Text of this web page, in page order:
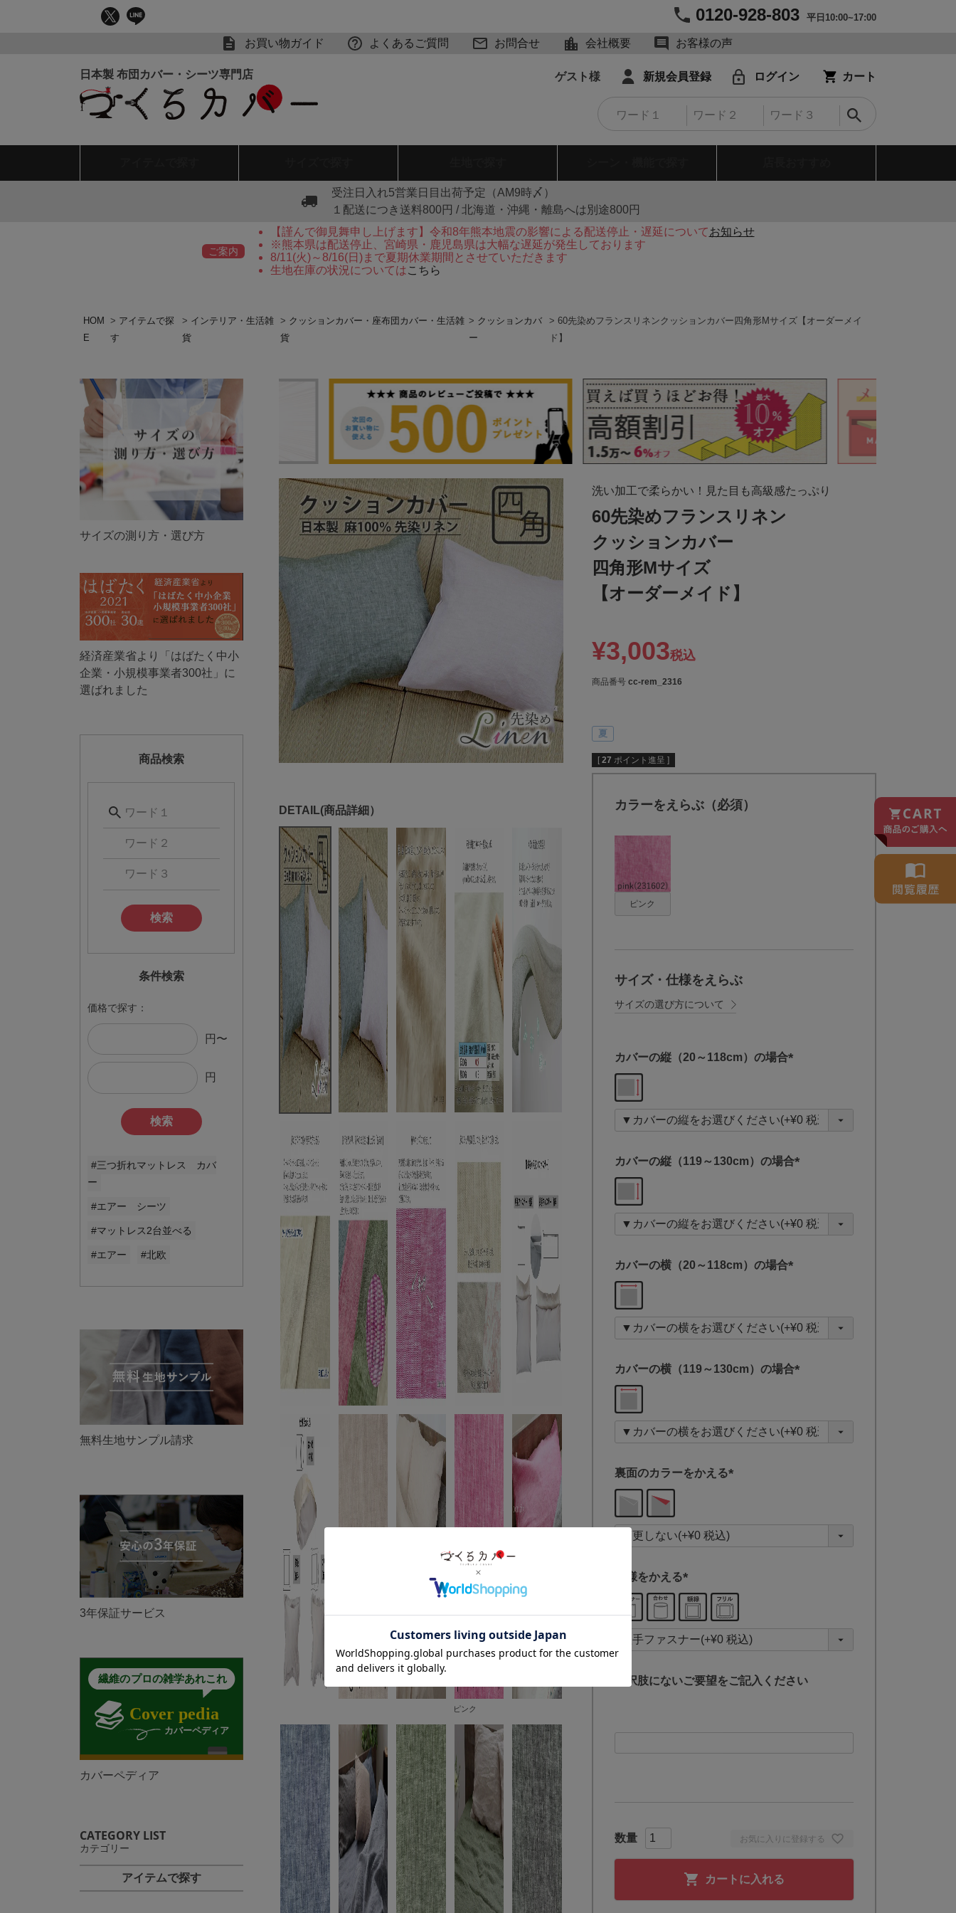
0120-928-803 平日10:00~17:00
お買い物ガイド よくあるご質問 お問合せ 会社概要 お客様の声
ゲスト様 新規会員登録 ログイン カート
受注日入れ5営業日目出荷予定（AM9時〆）
１配送につき送料800円 / 北海道・沖縄・離島へは別途800円
ご案内
【謹んで御見舞申し上げます】令和8年熊本地震の影響による配送停止・遅延についてお知らせ
※熊本県は配送停止、宮崎県・鹿児島県は大幅な遅延が発生しております
8/11(火)～8/16(日)まで夏期休業期間とさせていただきます
生地在庫の状況についてはこちら
HOM
E
アイテムで探
す
インテリア・生活雑
貨
クッションカバー・座布団カバー・生活雑
貨
クッションカバ
ー
60先染めフランスリネンクッションカバー四角形Mサイズ【オーダーメイ
ド】
サイズの測り方・選び方
経済産業省より「はばたく中小
企業・小規模事業者300社」に
選ばれました
商品検索
検索
条件検索
価格で探す：
円〜
円
検索
#三つ折れマットレス カバ
ー
#エアー シーツ
#マットレス2台並べる
#エアー #北欧
無料生地サンプル請求
3年保証サービス
カバーペディア
CATEGORY LIST
カテゴリー
アイテムで探す
ピンク
洗い加工で柔らかい！見た目も高級感たっぷり
60先染めフランスリネン
クッションカバー
四角形Mサイズ
【オーダーメイド】
¥3,003税込
商品番号 cc-rem_2316
夏
[ 27 ポイント進呈 ]
カラーをえらぶ（必須）
ピンク
お気に入りに登録する
カートに入れる
サイズ・仕様をえらぶ
サイズの選び方について
カバーの縦（20～118cm）の場合
須
カバーの縦（119～130cm）の場合
須
)
カバーの横（20～118cm）の場合
須
カバーの横（119～130cm）の場合
須
)
裏面のカラーをかえる
須
)
仕様をかえる
(
須
)
選択肢にないご要望をご記入ください